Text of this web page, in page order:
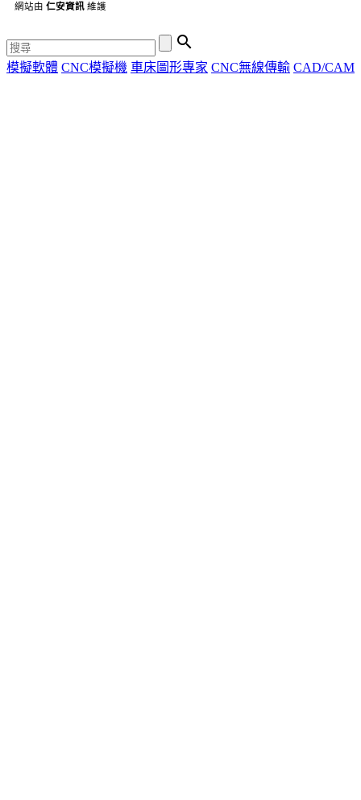
網站由 仁安資訊 維護

模擬軟體 CNC模擬機 車床圖形專家 CNC無線傳輸 CAD/CAM